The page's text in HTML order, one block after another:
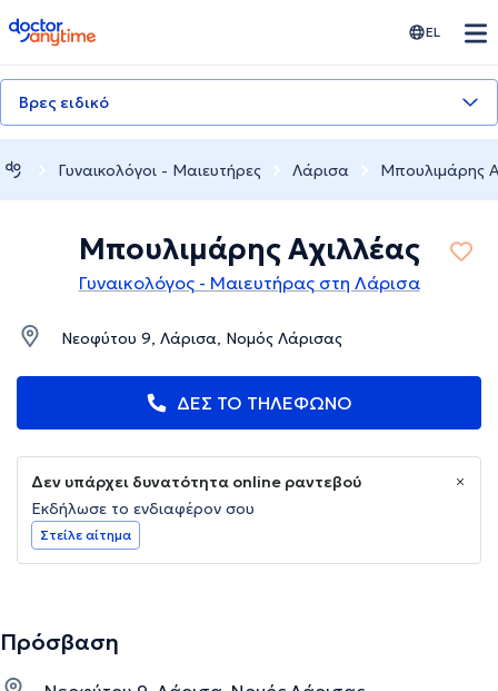
doctoranytime EL
Βρες ειδικό
Γυναικολόγοι - Μαιευτήρες Λάρισα Μπουλιμάρης
Μπουλιμάρης Αχιλλέας
Γυναικολόγος - Μαιευτήρας στη Λάρισα
Νεοφύτου 9, Λάρισα, Νομός Λάρισας
ΔΕΣ ΤΟ ΤΗΛΕΦΩΝΟ
Δεν υπάρχει δυνατότητα online ραντεβού
Εκδήλωσε το ενδιαφέρον σου
Στείλε αίτημα
Πρόσβαση